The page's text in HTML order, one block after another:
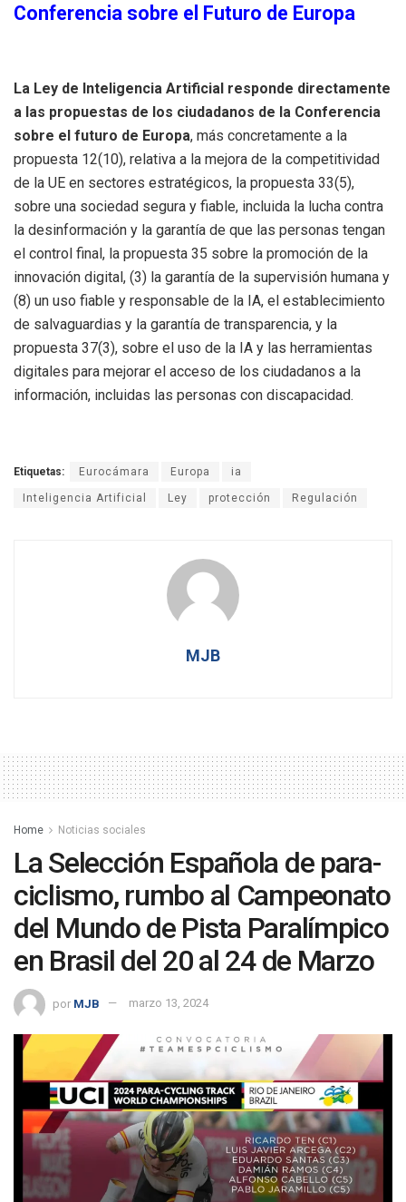
Conferencia sobre el Futuro de Europa
La Ley de Inteligencia Artificial responde directamente
a las propuestas de los ciudadanos de la Conferencia
sobre el futuro de Europa, más concretamente a la
propuesta 12(10), relativa a la mejora de la competitividad
de la UE en sectores estratégicos, la propuesta 33(5),
sobre una sociedad segura y fiable, incluida la lucha contra
la desinformación y la garantía de que las personas tengan
el control final, la propuesta 35 sobre la promoción de la
innovación digital, (3) la garantía de la supervisión humana y
(8) un uso fiable y responsable de la IA, el establecimiento
de salvaguardias y la garantía de transparencia, y la
propuesta 37(3), sobre el uso de la IA y las herramientas
digitales para mejorar el acceso de los ciudadanos a la
información, incluidas las personas con discapacidad.
Etiquetas: Eurocámara Europa ia
Inteligencia Artificial Ley protección Regulación
MJB
Home Noticias sociales
La Selección Española de para-
ciclismo, rumbo al Campeonato
del Mundo de Pista Paralímpico
en Brasil del 20 al 24 de Marzo
por MJB marzo 13, 2024